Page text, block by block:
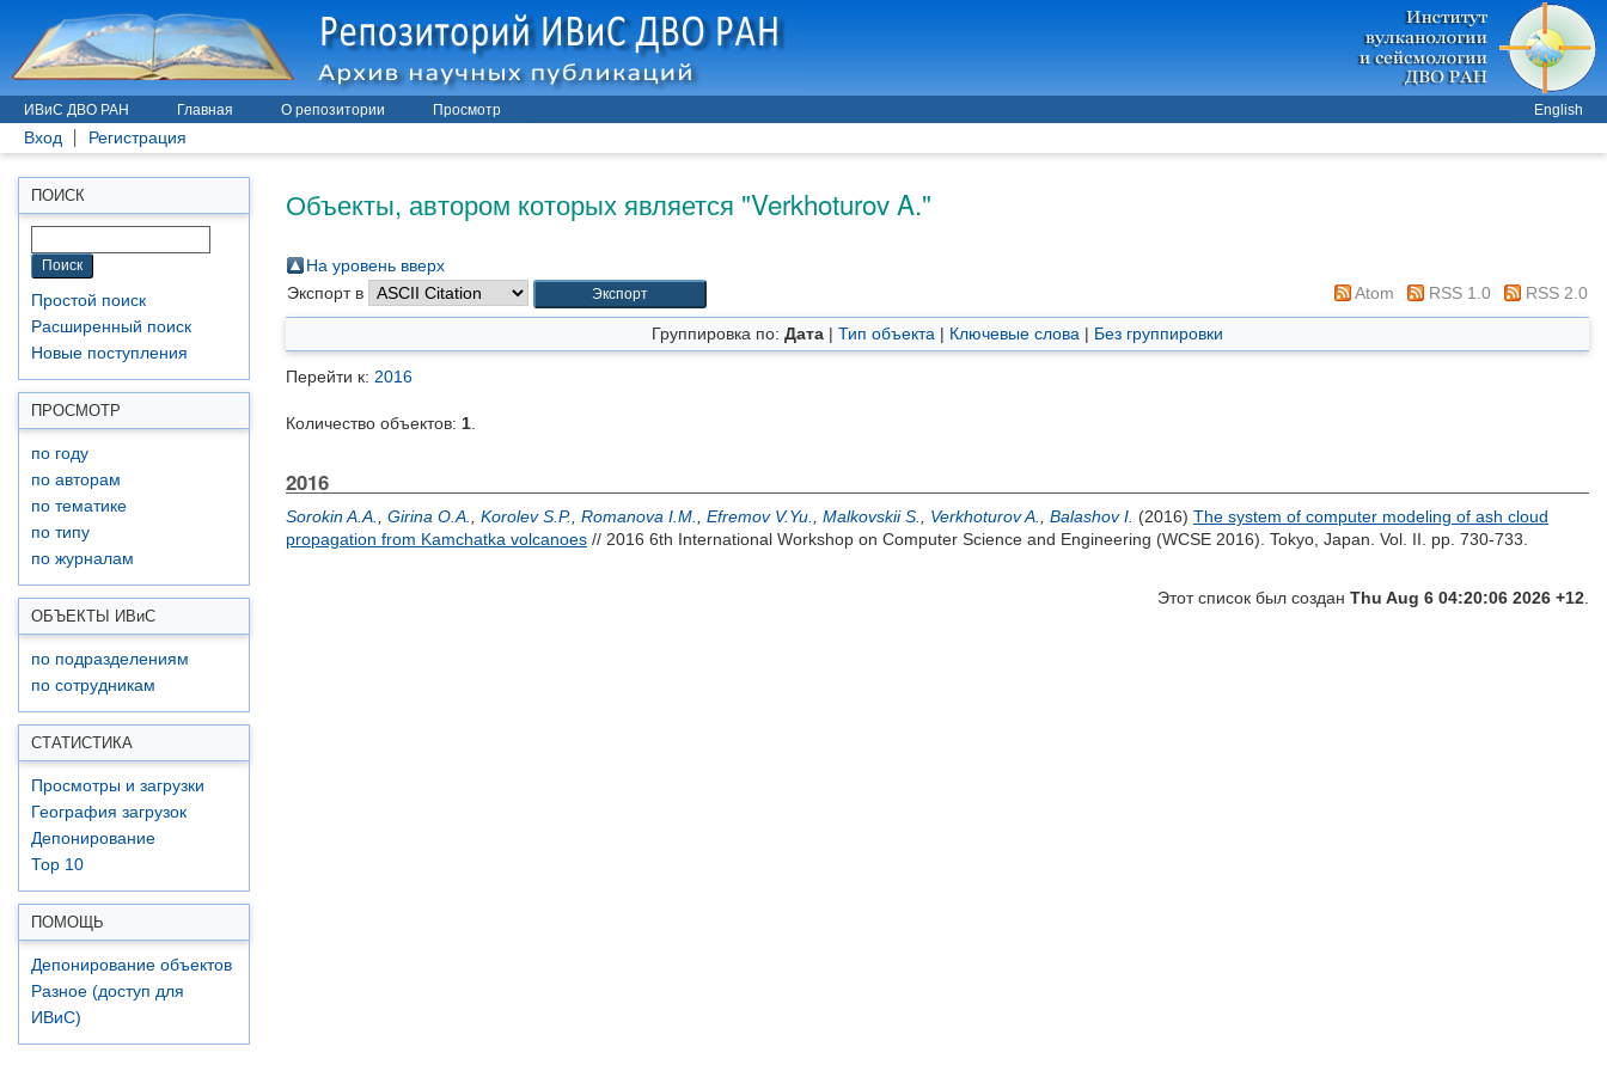
ИВиС ДВО РАН Главная О репозитории Просмотр English
Вход Регистрация
ПОИСК
Простой поиск
Расширенный поиск
Новые поступления
ПРОСМОТР
по году
по авторам
по тематике
по типу
по журналам
ОБЪЕКТЫ ИВиС
по подразделениям
по сотрудникам
СТАТИСТИКА
Просмотры и загрузки
География загрузок
Депонирование
Top 10
ПОМОЩЬ
Депонирование объектов
Разное (доступ для
ИВиС)
Объекты, автором которых является "Verkhoturov A."
На уровень вверх
Экспорт в
Atom RSS 1.0 RSS 2.0
Группировка по: Дата | Тип объекта | Ключевые слова | Без группировки
Перейти к: 2016
Количество объектов: 1
2016
Sorokin A.A. Girina O.A. Korolev S.P. Romanova I.M. Efremov V.Yu. Malkovskii S. Verkhoturov A. Balashov I. (2016) The system of computer modeling of ash cloud
propagation from Kamchatka volcanoes // 2016 6th International Workshop on Computer Science and Engineering (WCSE 2016). Tokyo, Japan. Vol. II. pp. 730-733.
Этот список был создан Thu Aug 6 04:20:06 2026 +12